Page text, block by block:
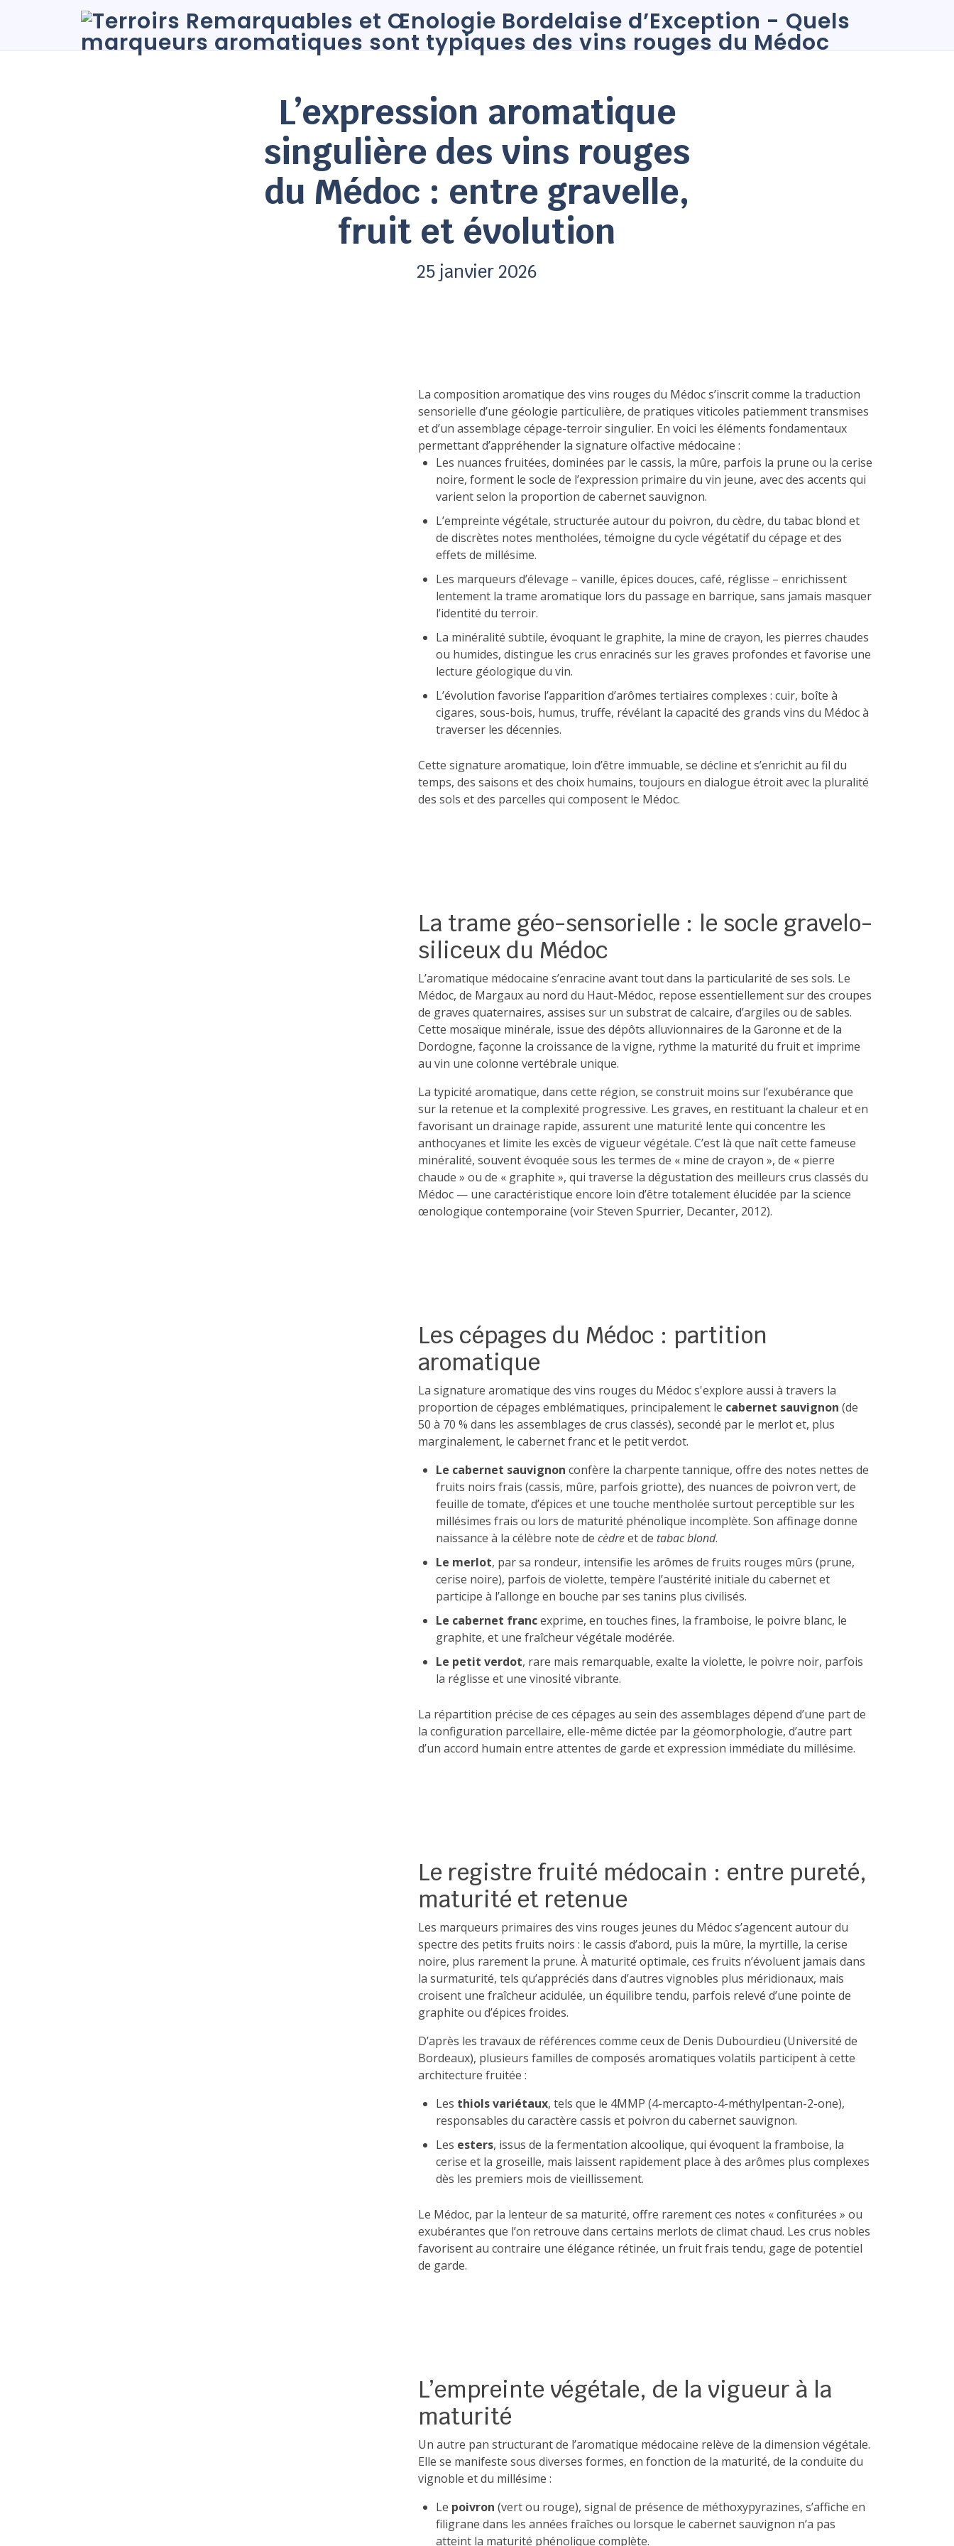
L’expression aromatique
singulière des vins rouges
du Médoc : entre gravelle,
fruit et évolution
25 janvier 2026
La composition aromatique des vins rouges du Médoc s’inscrit comme la traduction
sensorielle d’une géologie particulière, de pratiques viticoles patiemment transmises
et d’un assemblage cépage-terroir singulier. En voici les éléments fondamentaux
permettant d’appréhender la signature olfactive médocaine :
Les nuances fruitées, dominées par le cassis, la mûre, parfois la prune ou la cerise
noire, forment le socle de l’expression primaire du vin jeune, avec des accents qui
varient selon la proportion de cabernet sauvignon.
L’empreinte végétale, structurée autour du poivron, du cèdre, du tabac blond et
de discrètes notes mentholées, témoigne du cycle végétatif du cépage et des
effets de millésime.
Les marqueurs d’élevage – vanille, épices douces, café, réglisse – enrichissent
lentement la trame aromatique lors du passage en barrique, sans jamais masquer
l’identité du terroir.
La minéralité subtile, évoquant le graphite, la mine de crayon, les pierres chaudes
ou humides, distingue les crus enracinés sur les graves profondes et favorise une
lecture géologique du vin.
L’évolution favorise l’apparition d’arômes tertiaires complexes : cuir, boîte à
cigares, sous-bois, humus, truffe, révélant la capacité des grands vins du Médoc à
traverser les décennies.
Cette signature aromatique, loin d’être immuable, se décline et s’enrichit au fil du
temps, des saisons et des choix humains, toujours en dialogue étroit avec la pluralité
des sols et des parcelles qui composent le Médoc.
La trame géo-sensorielle : le socle gravelo-
siliceux du Médoc
L’aromatique médocaine s’enracine avant tout dans la particularité de ses sols. Le
Médoc, de Margaux au nord du Haut-Médoc, repose essentiellement sur des croupes
de graves quaternaires, assises sur un substrat de calcaire, d’argiles ou de sables.
Cette mosaïque minérale, issue des dépôts alluvionnaires de la Garonne et de la
Dordogne, façonne la croissance de la vigne, rythme la maturité du fruit et imprime
au vin une colonne vertébrale unique.
La typicité aromatique, dans cette région, se construit moins sur l’exubérance que
sur la retenue et la complexité progressive. Les graves, en restituant la chaleur et en
favorisant un drainage rapide, assurent une maturité lente qui concentre les
anthocyanes et limite les excès de vigueur végétale. C’est là que naît cette fameuse
minéralité, souvent évoquée sous les termes de « mine de crayon », de « pierre
chaude » ou de « graphite », qui traverse la dégustation des meilleurs crus classés du
Médoc — une caractéristique encore loin d’être totalement élucidée par la science
œnologique contemporaine (voir Steven Spurrier, Decanter, 2012).
Les cépages du Médoc : partition
aromatique
La signature aromatique des vins rouges du Médoc s'explore aussi à travers la
proportion de cépages emblématiques, principalement le cabernet sauvignon (de
50 à 70 % dans les assemblages de crus classés), secondé par le merlot et, plus
marginalement, le cabernet franc et le petit verdot.
Le cabernet sauvignon confère la charpente tannique, offre des notes nettes de
fruits noirs frais (cassis, mûre, parfois griotte), des nuances de poivron vert, de
feuille de tomate, d’épices et une touche mentholée surtout perceptible sur les
millésimes frais ou lors de maturité phénolique incomplète. Son affinage donne
naissance à la célèbre note de cèdreet de tabac blond.
Le merlot, par sa rondeur, intensifie les arômes de fruits rouges mûrs (prune,
cerise noire), parfois de violette, tempère l’austérité initiale du cabernet et
participe à l’allonge en bouche par ses tanins plus civilisés.
Le cabernet francexprime, en touches fines, la framboise, le poivre blanc, le
graphite, et une fraîcheur végétale modérée.
Le petit verdot, rare mais remarquable, exalte la violette, le poivre noir, parfois
la réglisse et une vinosité vibrante.
La répartition précise de ces cépages au sein des assemblages dépend d’une part de
la configuration parcellaire, elle-même dictée par la géomorphologie, d’autre part
d’un accord humain entre attentes de garde et expression immédiate du millésime.
Le registre fruité médocain : entre pureté,
maturité et retenue
Les marqueurs primaires des vins rouges jeunes du Médoc s’agencent autour du
spectre des petits fruits noirs : le cassis d’abord, puis la mûre, la myrtille, la cerise
noire, plus rarement la prune. À maturité optimale, ces fruits n’évoluent jamais dans
la surmaturité, tels qu’appréciés dans d’autres vignobles plus méridionaux, mais
croisent une fraîcheur acidulée, un équilibre tendu, parfois relevé d’une pointe de
graphite ou d’épices froides.
D’après les travaux de références comme ceux de Denis Dubourdieu (Université de
Bordeaux), plusieurs familles de composés aromatiques volatils participent à cette
architecture fruitée :
Les thiols variétaux, tels que le 4MMP (4-mercapto-4-méthylpentan-2-one),
responsables du caractère cassis et poivron du cabernet sauvignon.
Les esters, issus de la fermentation alcoolique, qui évoquent la framboise, la
cerise et la groseille, mais laissent rapidement place à des arômes plus complexes
dès les premiers mois de vieillissement.
Le Médoc, par la lenteur de sa maturité, offre rarement ces notes « confiturées » ou
exubérantes que l’on retrouve dans certains merlots de climat chaud. Les crus nobles
favorisent au contraire une élégance rétinée, un fruit frais tendu, gage de potentiel
de garde.
L’empreinte végétale, de la vigueur à la
maturité
Un autre pan structurant de l’aromatique médocaine relève de la dimension végétale.
Elle se manifeste sous diverses formes, en fonction de la maturité, de la conduite du
vignoble et du millésime :
Le poivron (vert ou rouge), signal de présence de méthoxypyrazines, s’affiche en
filigrane dans les années fraîches ou lorsque le cabernet sauvignon n’a pas
atteint la maturité phénolique complète.